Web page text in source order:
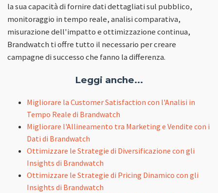
la sua capacità di fornire dati dettagliati sul pubblico,
monitoraggio in tempo reale, analisi comparativa,
misurazione dell'impatto e ottimizzazione continua,
Brandwatch ti offre tutto il necessario per creare
campagne di successo che fanno la differenza.
Leggi anche...
Migliorare la Customer Satisfaction con l'Analisi in
Tempo Reale di Brandwatch
Migliorare l'Allineamento tra Marketing e Vendite con i
Dati di Brandwatch
Ottimizzare le Strategie di Diversificazione con gli
Insights di Brandwatch
Ottimizzare le Strategie di Pricing Dinamico con gli
Insights di Brandwatch